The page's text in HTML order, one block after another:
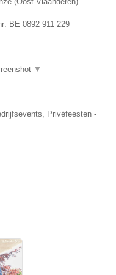
BE 0892 911 229
▼
Privéfeesten -